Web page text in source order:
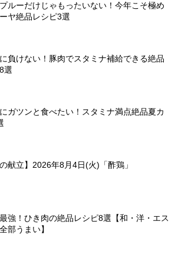
ルーだけじゃもったいない！今年こそ極め
ヤ絶品レシピ3選
負けない！豚肉でスタミナ補給できる絶品
選
ガツンと食べたい！スタミナ満点絶品夏カ
の献立】2026年8月4日(火)「酢鶏」
強！ひき肉の絶品レシピ8選【和・洋・エス
部うまい】